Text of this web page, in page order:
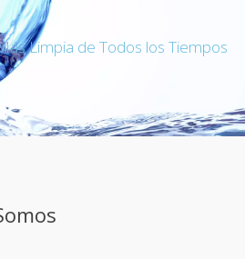
Limpia de Todos los Tiempos